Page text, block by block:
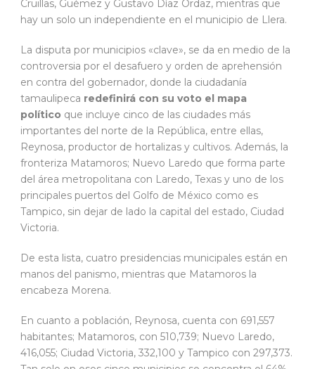
Cruillas, Güémez y Gustavo Díaz Ordaz, mientras que
hay un solo un independiente en el municipio de Llera.
La disputa por municipios «clave», se da en medio de la
controversia por el desafuero y orden de aprehensión
en contra del gobernador, donde la ciudadanía
tamaulipeca redefinirá con su voto el mapa
político que incluye cinco de las ciudades más
importantes del norte de la República, entre ellas,
Reynosa, productor de hortalizas y cultivos. Además, la
fronteriza Matamoros; Nuevo Laredo que forma parte
del área metropolitana con Laredo, Texas y uno de los
principales puertos del Golfo de México como es
Tampico, sin dejar de lado la capital del estado, Ciudad
Victoria.
De esta lista, cuatro presidencias municipales están en
manos del panismo, mientras que Matamoros la
encabeza Morena.
En cuanto a población, Reynosa, cuenta con 691,557
habitantes; Matamoros, con 510,739; Nuevo Laredo,
416,055; Ciudad Victoria, 332,100 y Tampico con 297,373.